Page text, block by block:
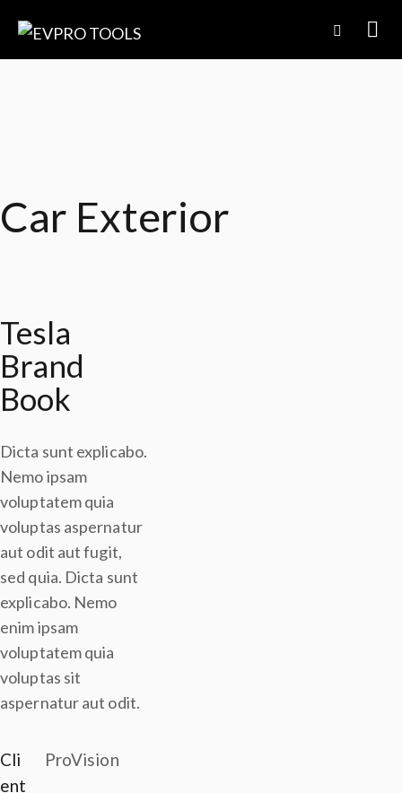
Car Exterior
Tesla
Brand
Book
Dicta sunt explicabo.
Nemo ipsam
voluptatem quia
voluptas aspernatur
aut odit aut fugit,
sed quia. Dicta sunt
explicabo. Nemo
enim ipsam
voluptatem quia
voluptas sit
aspernatur aut odit.
Cli
ent
ProVision